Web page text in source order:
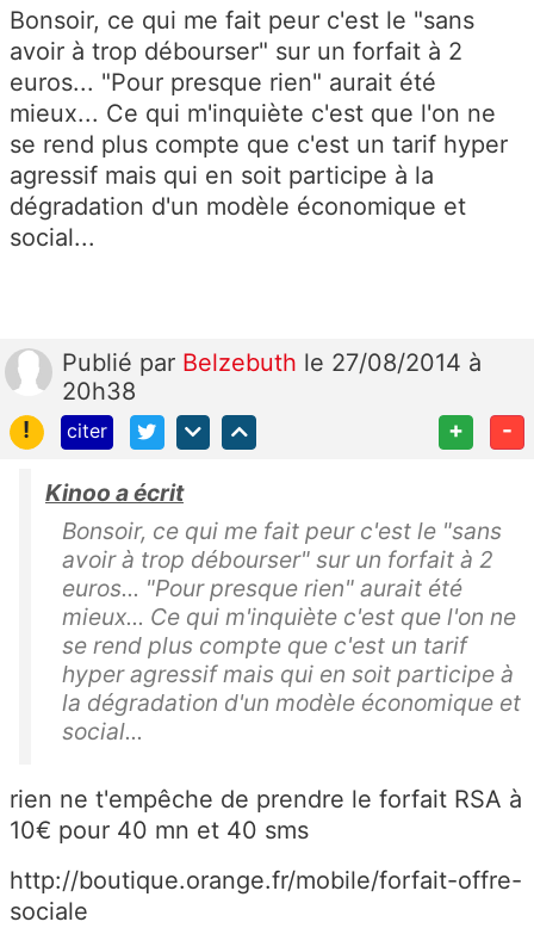
Bonsoir, ce qui me fait peur c'est le "sans
avoir à trop débourser" sur un forfait à 2
euros... "Pour presque rien" aurait été
mieux... Ce qui m'inquiète c'est que l'on ne
se rend plus compte que c'est un tarif hyper
agressif mais qui en soit participe à la
dégradation d'un modèle économique et
social...
Publié par Belzebuth le 27/08/2014 à
20h38
!
citer + -
Kinoo a écrit
Bonsoir, ce qui me fait peur c'est le "sans
avoir à trop débourser" sur un forfait à 2
euros... "Pour presque rien" aurait été
mieux... Ce qui m'inquiète c'est que l'on ne
se rend plus compte que c'est un tarif
hyper agressif mais qui en soit participe à
la dégradation d'un modèle économique et
social...
rien ne t'empêche de prendre le forfait RSA à
10€ pour 40 mn et 40 sms
http://boutique.orange.fr/mobile/forfait-offre-
sociale